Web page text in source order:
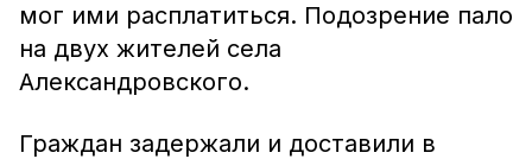
мог ими расплатиться. Подозрение пало
на двух жителей села
Александровского.
Граждан задержали и доставили в